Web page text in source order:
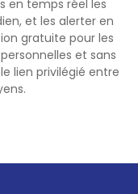
en temps réel les
et les alerter en
gratuite pour les
et sans
lien privilégié entre